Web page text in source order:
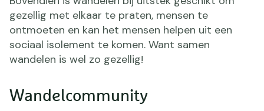
gezellig met elkaar te praten, mensen te
ontmoeten en kan het mensen helpen uit een
sociaal isolement te komen. Want samen
wandelen is wel zo gezellig!
Wandelcommunity